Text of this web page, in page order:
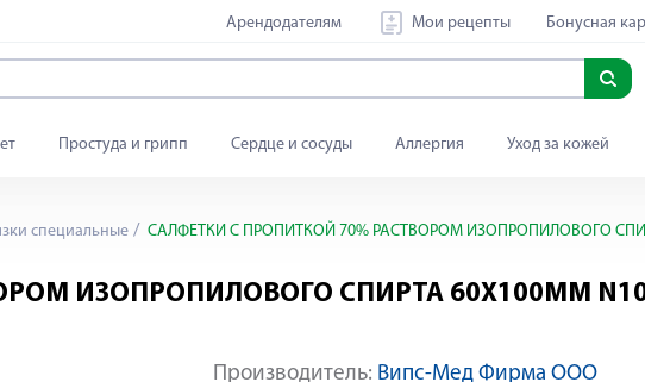
Арендодателям Мои рецепты Бонусная
Простуда и грипп Сердце и сосуды Аллергия Уход за кожей
специальные САЛФЕТКИ С ПРОПИТКОЙ 70% РАСТВОРОМ ИЗОПРОПИЛОВОГО
ИЗОПРОПИЛОВОГО СПИРТА 60Х100ММ
Производитель: Випс-Мед Фирма ООО